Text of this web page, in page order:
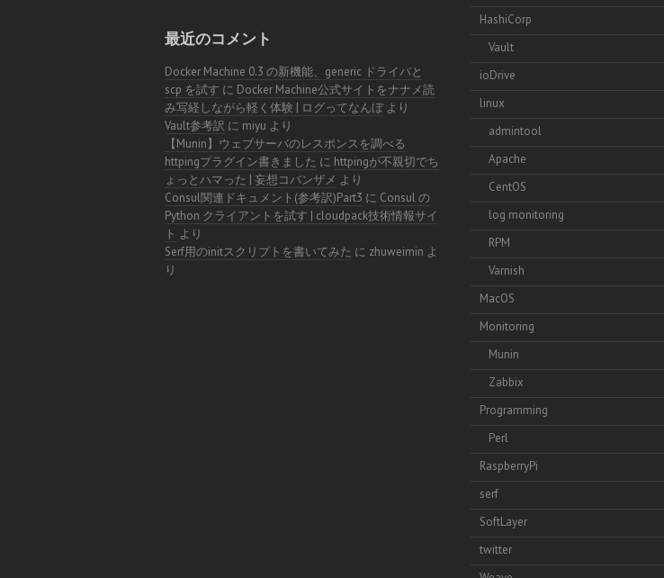
最近のコメント
Docker Machine 0.3 の新機能、generic ドライバと
scp を試す に Docker Machine公式サイトをナナメ読
み写経しながら軽く体験 | ログってなんぼより
Vault参考訳 に miyu より
【Munin】ウェブサーバのレスポンスを調べる
httpingプラグイン書きました に httpingが不親切でち
ょっとハマった | 妄想コバンザメ より
Consul関連ドキュメント(参考訳)Part3 に Consul の
Python クライアントを試す | cloudpack技術情報サイ
ト より
Serf用のinitスクリプトを書いてみた に zhuweimin よ
り
HashiCorp
Vault
ioDrive
linux
admintool
Apache
CentOS
log monitoring
RPM
Varnish
MacOS
Monitoring
Munin
Zabbix
Programming
Perl
RaspberryPi
serf
SoftLayer
twitter